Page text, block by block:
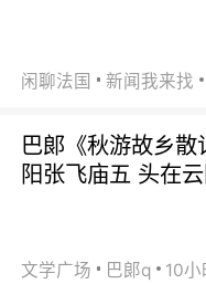
闲聊法国 新闻我来找
巴郞《秋游故乡
阳张飞庙五 头在
文学广场 巴郞q 10小